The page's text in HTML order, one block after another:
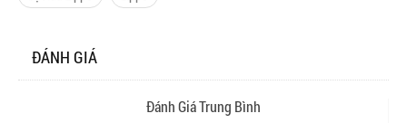
ĐÁNH GIÁ
Đánh Giá Trung Bình